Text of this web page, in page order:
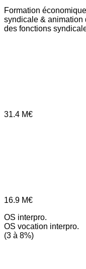
Formation
syndicale & animation
des fonctions
31.4 M€
16.9 M€
OS interpro.
OS vocation interpro.
(3 à 8%)